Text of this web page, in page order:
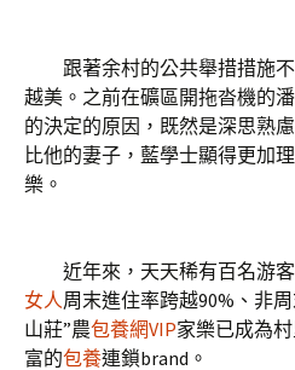
跟著余村的公共舉措措施不
越美。之前在礦區開拖沓機的
的決定的原因，既然是深思熟
比他的妻子，藍學士顯得更加
樂。
近年來，天天稀有百名游客
女人周末進住率跨越90%、非
山莊”農包養網VIP家樂已成為
富的包養連鎖brand。